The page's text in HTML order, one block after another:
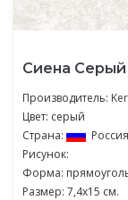
Сиена Серый
Производитель:
Цвет: серый
Страна:
Россия
Рисунок:
Форма:
Размер: 7,4x15 см.